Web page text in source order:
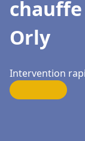
Orly
Intervention